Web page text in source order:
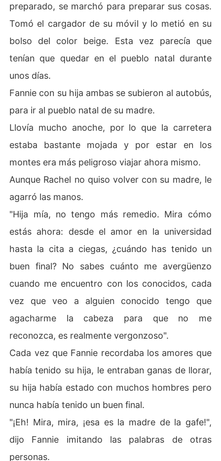
preparado, se marchó para preparar sus cosas.
Tomó el cargador de su móvil y lo metió en su
bolso del color beige. Esta vez parecía que
tenían que quedar en el pueblo natal durante
unos días.
Fannie con su hija ambas se subieron al autobús,
para ir al pueblo natal de su madre.
Llovía mucho anoche, por lo que la carretera
estaba bastante mojada y por estar en los
montes era más peligroso viajar ahora mismo.
Aunque Rachel no quiso volver con su madre, le
agarró las manos.
"Hija mía, no tengo más remedio. Mira cómo
estás ahora: desde el amor en la universidad
hasta la cita a ciegas, ¿cuándo has tenido un
buen final? No sabes cuánto me avergüenzo
cuando me encuentro con los conocidos, cada
vez que veo a alguien conocido tengo que
agacharme la cabeza para que no me
reconozca, es realmente vergonzoso".
Cada vez que Fannie recordaba los amores que
había tenido su hija, le entraban ganas de llorar,
su hija había estado con muchos hombres pero
nunca había tenido un buen final.
"¡Eh! Mira, mira, ¡esa es la madre de la gafe!",
dijo Fannie imitando las palabras de otras
personas.